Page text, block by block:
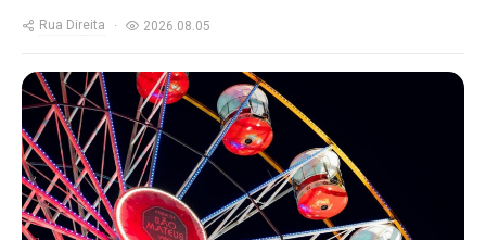
Rua Direita 2026.08.05
https://www.ruadireita.pt/wp-
content/uploads/2026/08/feira-
s-mateus-800x600.jpg